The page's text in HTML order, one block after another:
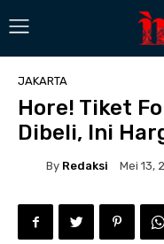
JAKARTA
Hore! Tiket
Dibeli, Ini
By Redaksi Mei 13,